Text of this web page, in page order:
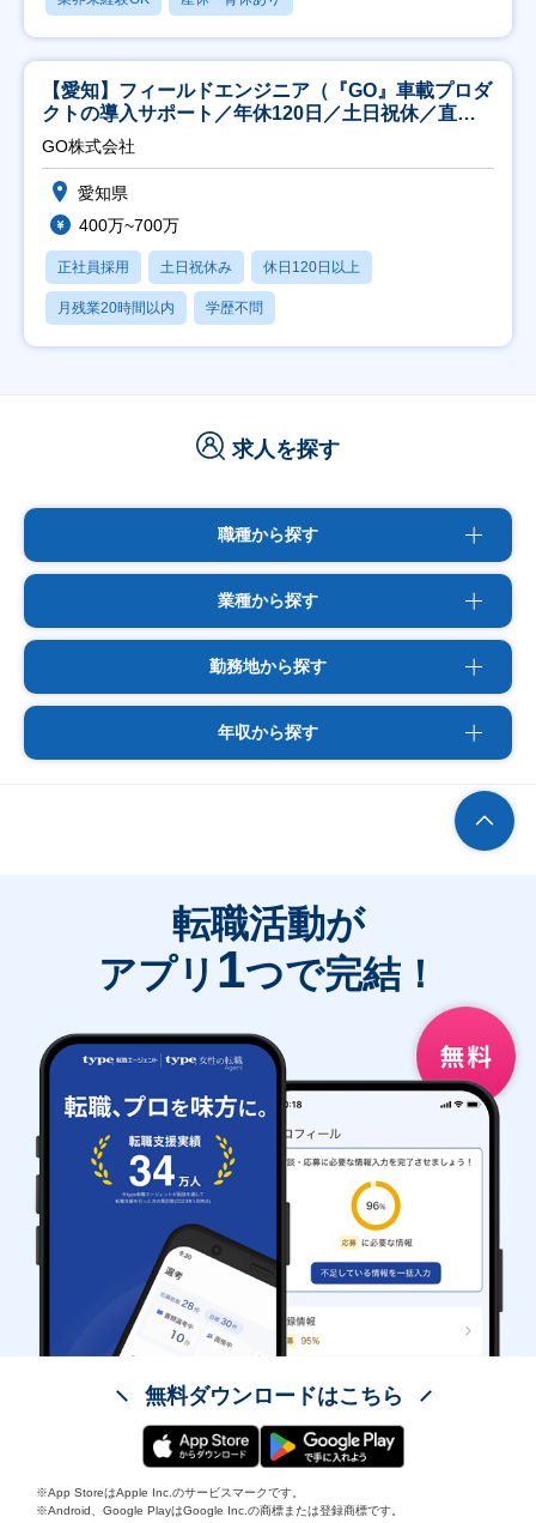
【愛知】フィールドエンジニア（『GO』車載プロダ
クトの導入サポート／年休120日／土日祝休／直行
直帰
GO株式会社
愛知県
400万~700万
正社員採用 土日祝休み 休日120日以上
月残業20時間以内 学歴不問
求人を探す
職種から探す
業種から探す
勤務地から探す
年収から探す
転職活動が
アプリ 1つで完結！
無料ダウンロードはこちら
※App StoreはApple Inc.のサービスマークです。
※Android、Google PlayはGoogle Inc.の商標または登録商標です。